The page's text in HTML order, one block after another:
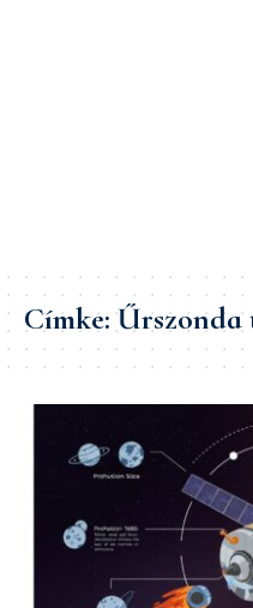
Címke:Űrszonda